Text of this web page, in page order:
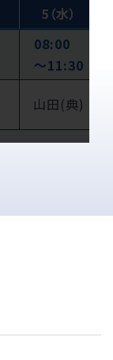
5（水）
08:00
〜11:30
山田(典)